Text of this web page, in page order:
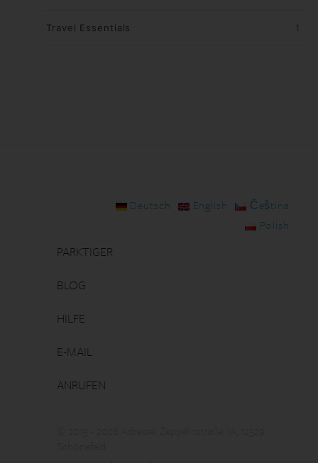
Travel Essentials 1
Deutsch English
Čeština
Polish
PARKTIGER
BLOG
HILFE
E-MAIL
ANRUFEN